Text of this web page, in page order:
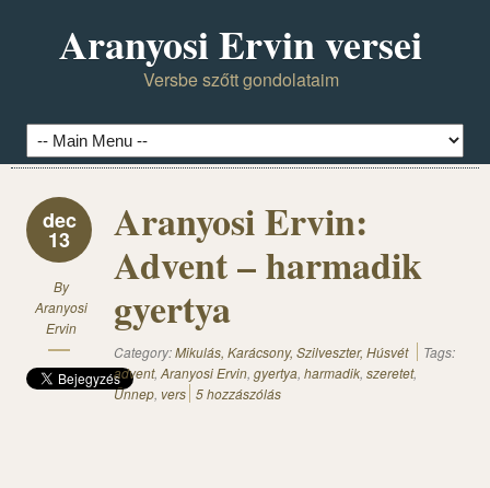
Aranyosi Ervin versei
Versbe szőtt gondolataim
dec
13
By
Aranyosi
Ervin
Aranyosi Ervin:
Advent – harmadik
gyertya
Category:Mikulás, Karácsony, Szilveszter, Húsvét
Tags:
advent, Aranyosi Ervin, gyertya, harmadik, szeretet,
Ünnep, vers 5 hozzászólás